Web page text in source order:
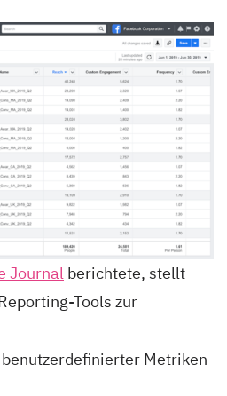
Journal berichtete, stellt
Tools zur
Metriken